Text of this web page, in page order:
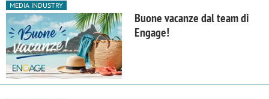
MEDIA INDUSTRY
Buone vacanze dal team di
Engage!